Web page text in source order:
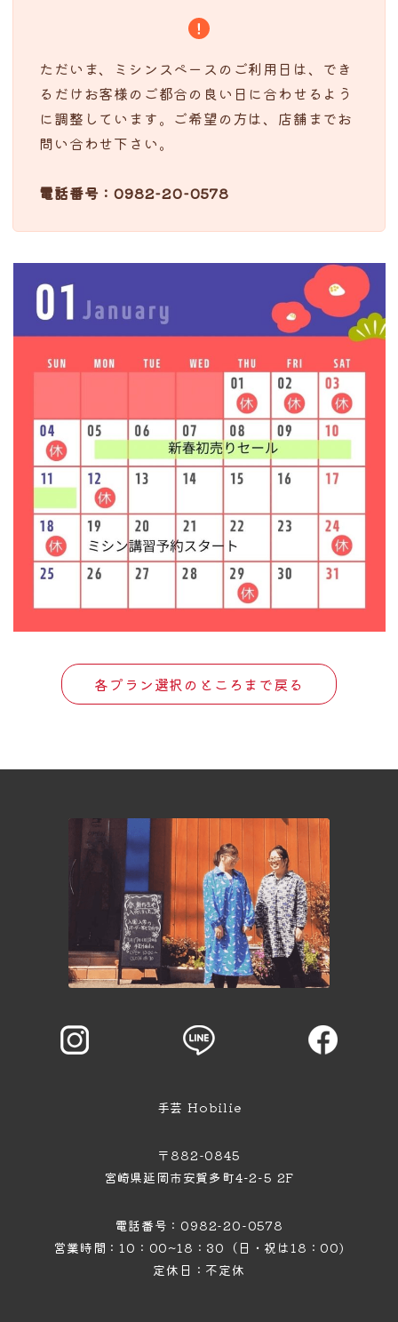
ただいま、ミシンスペースのご利用日は、でき
るだけお客様のご都合の良い日に合わせるよう
に調整しています。ご希望の方は、店舗までお
問い合わせ下さい。
電話番号：0982-20-0578
各プラン選択のところまで戻る
手芸 Hobilie
〒882-0845
宮崎県延岡市安賀多町4−2−5 2F
電話番号：0982-20-0578
営業時間：10：00~18：30（日・祝は18：00)
定休日：不定休